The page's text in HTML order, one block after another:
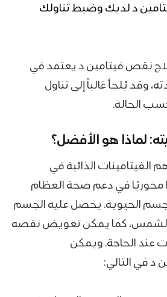
د لديك وضبط تناولك
نقص فيتامين د يعتمد في
وقد يُلجأ غالباً إلى تناول
الحالة.
أحد أهم الفيتامينات الذائبة في
محوريًا في دعم صحة العظام
الحيوية. يحصل عليه الجسم
كما يمكن تعويض نقصه
عند الحاجة. ويمكن
د في التالي: